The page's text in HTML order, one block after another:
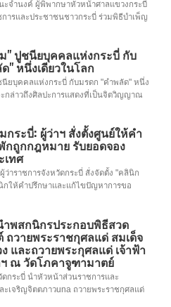
ะจำนงค์ ผู้พิพากษาหัวหน้าศาลแขวงกระบี่
ารและประชาชนชาวกระบี่ ร่วมพิธีบำเพ็ญ
" ปูชนียบุคคลแห่งกระบี่ กับ
" หนึ่งเดียวในโลก
ยบุคคลแห่งกระบี่ กับมรดก "คำพลัด" หนึ่ง
ะกล่าวถึงศิลปะการแสดงที่เป็นจิตวิญญาณ
กระบี่: ผู้ว่าฯ สั่งตั้งศูนย์ให้คำ
ถูกกฎหมาย รับยอดจอง
เทศ
ว่าราชการจังหวัดกระบี่ สั่งจัดตั้ง "คลินิก
กให้คำปรึกษาและแก้ไขปัญหาการขอ
ำพสกนิกรประกอบพิธีสวด
วายพระราชกุศลแด่ สมเด็จ
และถวายพระกุศลแด่ เจ้าฟ้า
ณ วัดโภคาจูฑามาตย์
ดกระบี่ นำหัวหน้าส่วนราชการและ
เจริญจิตตภาวuna ถวายพระราชกุศลแด่